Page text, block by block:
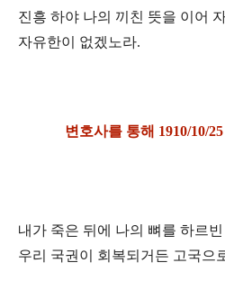
진흥 하야 나의 끼친 뜻을 이어
자유한이 없겠노라.
변호사를 통해 1910/10/
내가 죽은 뒤에 나의 뼈를 하르
우리 국권이 회복되거든 고국으